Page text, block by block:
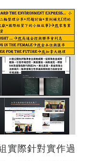
實際針對實作過